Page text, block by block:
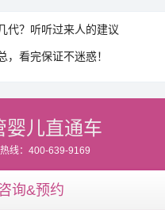
代？听听过来人的建议
看完保证不迷惑！
婴儿直通车
线：400-639-9169
询&预约